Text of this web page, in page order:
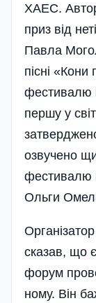
ХАЕС.
приз від
Павла
пісні
фестивалю
першу у
озвучено
фестивалю
Ольги
сказав, що
форум
ному. Він